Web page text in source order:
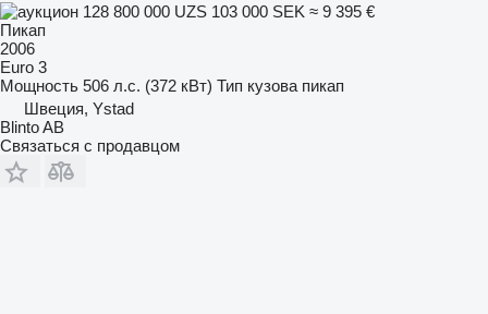
128 800 000 UZS 103 000 SEK ≈ 9 395 €
Пикап
2006
Euro 3
Мощность 506 л.с. (372 кВт) Тип кузова пикап
Швеция, Ystad
Blinto AB
Связаться с продавцом